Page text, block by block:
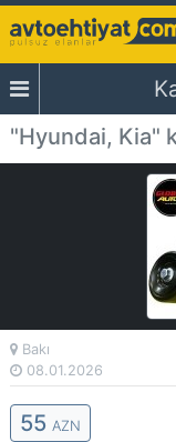
"Hyundai, Kia"
Bakı
08.01.2026
55 AZN